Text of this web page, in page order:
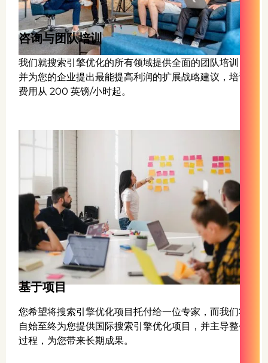
咨询与团队培训
我们就搜索引擎优化的所有领域提供全面的团队培训，
并为您的企业提出最能提高利润的扩展战略建议，培训
费用从 200 英镑/小时起。
基于项目
您希望将搜索引擎优化项目托付给一位专家，而我们将
自始至终为您提供国际搜索引擎优化项目，并主导整个
过程，为您带来长期成果。